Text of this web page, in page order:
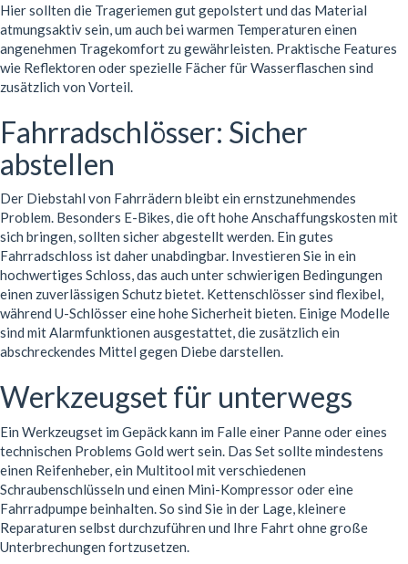
Hier sollten die Trageriemen gut gepolstert und das Material
atmungsaktiv sein, um auch bei warmen Temperaturen einen
angenehmen Tragekomfort zu gewährleisten. Praktische Features
wie Reflektoren oder spezielle Fächer für Wasserflaschen sind
zusätzlich von Vorteil.
Fahrradschlösser: Sicher
abstellen
Der Diebstahl von Fahrrädern bleibt ein ernstzunehmendes
Problem. Besonders E-Bikes, die oft hohe Anschaffungskosten mit
sich bringen, sollten sicher abgestellt werden. Ein gutes
Fahrradschloss ist daher unabdingbar. Investieren Sie in ein
hochwertiges Schloss, das auch unter schwierigen Bedingungen
einen zuverlässigen Schutz bietet. Kettenschlösser sind flexibel,
während U-Schlösser eine hohe Sicherheit bieten. Einige Modelle
sind mit Alarmfunktionen ausgestattet, die zusätzlich ein
abschreckendes Mittel gegen Diebe darstellen.
Werkzeugset für unterwegs
Ein Werkzeugset im Gepäck kann im Falle einer Panne oder eines
technischen Problems Gold wert sein. Das Set sollte mindestens
einen Reifenheber, ein Multitool mit verschiedenen
Schraubenschlüsseln und einen Mini-Kompressor oder eine
Fahrradpumpe beinhalten. So sind Sie in der Lage, kleinere
Reparaturen selbst durchzuführen und Ihre Fahrt ohne große
Unterbrechungen fortzusetzen.